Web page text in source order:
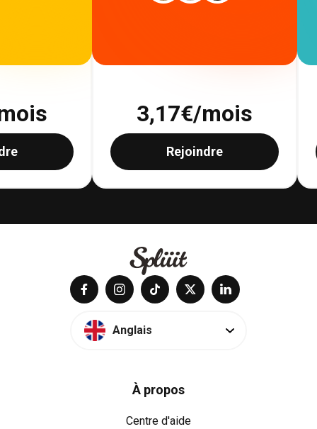
3,17€/mois
Rejoindre
Anglais
À propos
Centre d'aide